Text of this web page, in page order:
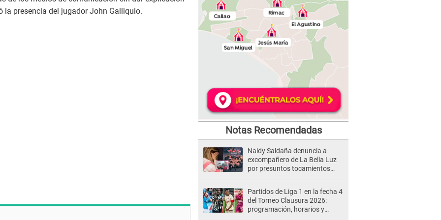
la presencia del jugador John Galliquio.
Notas Recomendadas
Naldy Saldaña denuncia a
excompañero de La Bella Luz
por presuntos tocamientos
Partidos de Liga 1 en la fecha 4
del Torneo Clausura 2026:
programación, horarios y